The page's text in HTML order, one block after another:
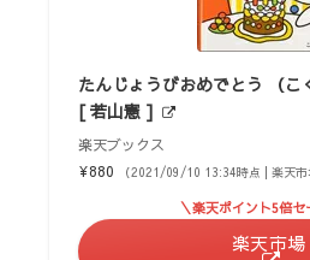
たんじょうびおめでとう （こ
[ 若山憲 ]
楽天ブックス
¥880
（2021/09/10 13:34時点 | 楽天市
＼楽天ポイント5倍セ
楽天市場